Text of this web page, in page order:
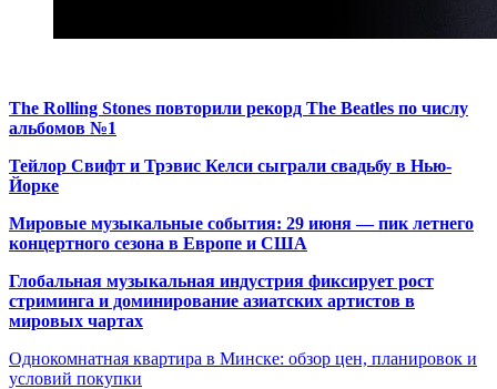
The Rolling Stones повторили рекорд The Beatles по числу
альбомов №1
Тейлор Свифт и Трэвис Келси сыграли свадьбу в Нью-
Йорке
Мировые музыкальные события: 29 июня — пик летнего
концертного сезона в Европе и США
Глобальная музыкальная индустрия фиксирует рост
стриминга и доминирование азиатских артистов в
мировых чартах
Однокомнатная квартира в Минске: обзор цен, планировок и
условий покупки